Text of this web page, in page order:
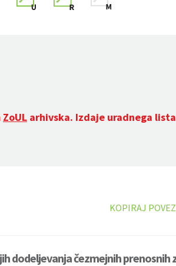
ZoUL arhivska. Izdaje uradnega
KOPIRAJ
dodeljevanja čezmejnih